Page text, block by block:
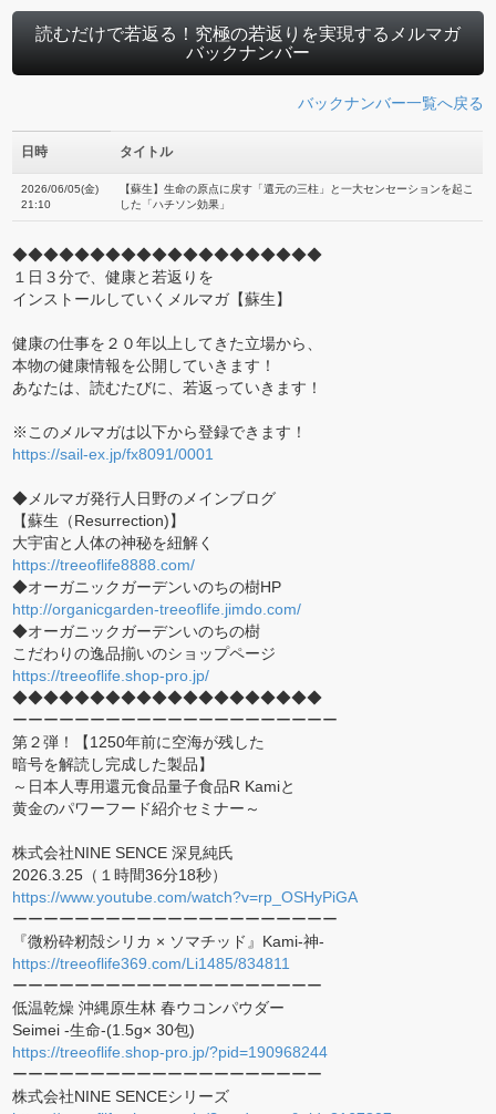
読むだけで若返る！究極の若返りを実現するメルマガ
バックナンバー
バックナンバー一覧へ戻る
日時 タイトル
2026/06/05(金)
21:10
【蘇生】生命の原点に戻す「還元の三柱」と一大センセーションを起こ
した「ハチソン効果」
◆◆◆◆◆◆◆◆◆◆◆◆◆◆◆◆◆◆◆◆
１日３分で、健康と若返りを
インストールしていくメルマガ【蘇生】
健康の仕事を２０年以上してきた立場から、
本物の健康情報を公開していきます！
あなたは、読むたびに、若返っていきます！
※このメルマガは以下から登録できます！
https://sail-ex.jp/fx8091/0001
◆メルマガ発行人日野のメインブログ
【蘇生（Resurrection)】
大宇宙と人体の神秘を紐解く
https://treeoflife8888.com/
◆オーガニックガーデンいのちの樹HP
http://organicgarden-treeoflife.jimdo.com/
◆オーガニックガーデンいのちの樹
こだわりの逸品揃いのショップページ
https://treeoflife.shop-pro.jp/
◆◆◆◆◆◆◆◆◆◆◆◆◆◆◆◆◆◆◆◆
ーーーーーーーーーーーーーーーーーーーーー
第２弾！【1250年前に空海が残した
暗号を解読し完成した製品】
～日本人専用還元食品量子食品R Kamiと
黄金のパワーフード紹介セミナー～
株式会社NINE SENCE 深見純氏
2026.3.25（１時間36分18秒）
https://www.youtube.com/watch?v=rp_OSHyPiGA
ーーーーーーーーーーーーーーーーーーーーー
『微粉砕籾殻シリカ × ソマチッド』Kami-神-
https://treeoflife369.com/Li1485/834811
ーーーーーーーーーーーーーーーーーーーー
低温乾燥 沖縄原生林 春ウコンパウダー
Seimei -生命-(1.5g× 30包)
https://treeoflife.shop-pro.jp/?pid=190968244
ーーーーーーーーーーーーーーーーーーーー
株式会社NINE SENCEシリーズ